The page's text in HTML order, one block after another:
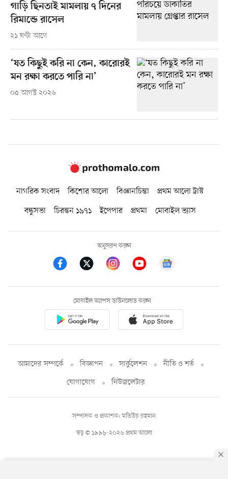
গাড়ি ছিনতাই মামলায় ৭ দিনের
রিমান্ডে রাসেল
২১ ঘণ্টা আগে
‘যত কিছুই করি না কেন, কারোরই
মন রক্ষা করতে পারি না’
০৫ আগস্ট ২০২৬
নাগরিক সংবাদ কিশোর আলো বিজ্ঞানচিন্তা
প্রথম আলো ট্রাস্ট
বন্ধুসভা
চিরন্তন ১৯৭১ ইপেপার প্রথমা মোবাইল ভ্যাস
অনুসরণ করুন
মোবাইল অ্যাপস ডাউনলোড করুন
আমাদের সম্পর্কে বিজ্ঞাপন সার্কুলেশন
নীতি ও শর্ত
যোগাযোগ
নিউজলেটার
স্বত্ব © ১৯৯৮-২০২৬ প্রথম আলো
সম্পাদক ও প্রকাশক: মতিউর রহমান